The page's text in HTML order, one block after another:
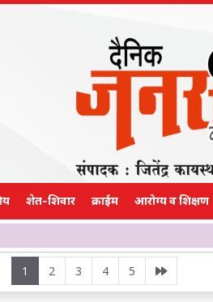
शेत-शिवार क्राईम आरोग्य व शिक्षण
1 2 3 4 5